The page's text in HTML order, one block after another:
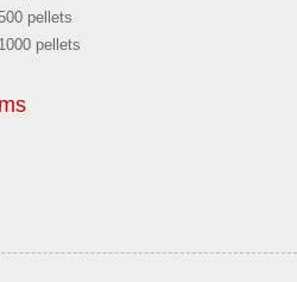
pellets
1000 pellets